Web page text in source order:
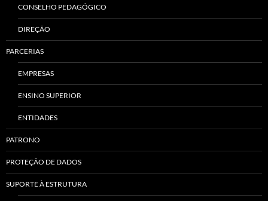
CONSELHO PEDAGÓGICO
DIREÇÃO
PARCERIAS
EMPRESAS
ENSINO SUPERIOR
ENTIDADES
PATRONO
PROTEÇÃO DE DADOS
SUPORTE À ESTRUTURA